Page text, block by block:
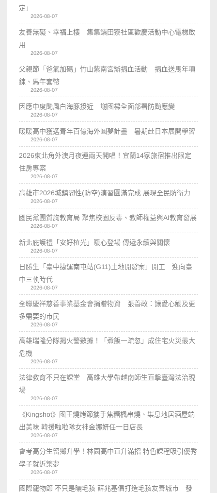
定」
2026-08-07
友善無礙、幸福上樓 集集鎮田寮社區歡慶活動中心電梯啟
用
2026-08-07
父親節「爸氣加碼」竹山紫南宮辦捐血活動 捐血送馬年項
鍊、馬年套幣
2026-08-07
因應中度颱風白海豚接近 謝國樑全面部署防颱應變
2026-08-07
暖暖高中獲選青年百億海外圓夢計畫 暑期赴日本展開學習
2026-08-07
2026東北角外澳月夜連兩天開唱！宜蘭14家旅宿推出限定
住房專案
2026-08-07
高雄市2026城鎮韌性(防空)演習圓滿完成 展現全民防衛力
2026-08-07
國民黨團質詢教育局 聚焦校園反毒、教師權益與AI教育發展
2026-08-07
新北庇護禮「安好植光」暖心登場 傳遞永續與關懷
2026-08-07
日勝生「臺中捷運南屯站(G11)土地開發案」開工 迎向臺
中三軌時代
2026-08-07
全聯慶祥慈善事業基金會捐贈物資 張善政：讓愛心觸及更
多需要的市民
2026-08-07
高雄瑞隆分隊揭火警數據！「煮飯一疏忽」成住宅火災最大
危機
2026-08-07
法律教育不只在課堂 高雄大學帶越南師生直擊臺灣法治現
場
2026-08-07
《Kingshot》國王燒烤節攜手焦糖楓串燒、柒息地居酒屋端
出美味 韓援啦啦隊女神金娜妍任一日店長
2026-08-07
會考高分生留鄉升學！林園高中直升滿招 特色課程吸引優秀
學子就近築夢
2026-08-07
國際寵物節 不只是曬毛孩 薛兆基倡打造毛孩友善城市 發